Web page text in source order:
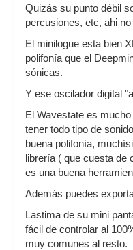
Quizás su punto débil
percusiones, etc, ahi no
El minilogue esta bien
polifonía que el
sónicas.
Y ese oscilador digital
El Wavestate es
tener todo tipo de
buena polifonía,
librería ( que cuesta de
es una buena
Además puedes
Lastima de su mini
fácil de controlar al
muy comunes al resto.